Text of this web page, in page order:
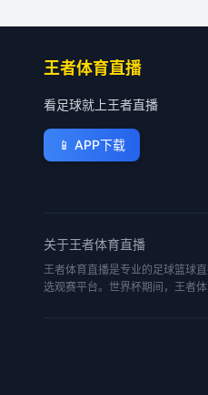
王者体育直播
看足球就上王者直播
📱 APP下载
关于王者体育直播
王者体育直播是专业的足球篮球
选观赛平台。世界杯期间，王者